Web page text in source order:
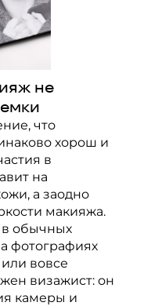
не
что
хорош и
в
на
а заодно
макияжа.
обычных
фотографиях
вовсе
визажист: он
камеры и